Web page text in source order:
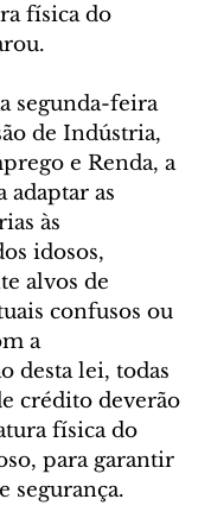
física do
segunda-feira
de Indústria,
e Renda, a
adaptar as
às
idosos,
alvos de
confusos ou
a
desta lei, todas
crédito deverão
física do
para garantir
segurança.